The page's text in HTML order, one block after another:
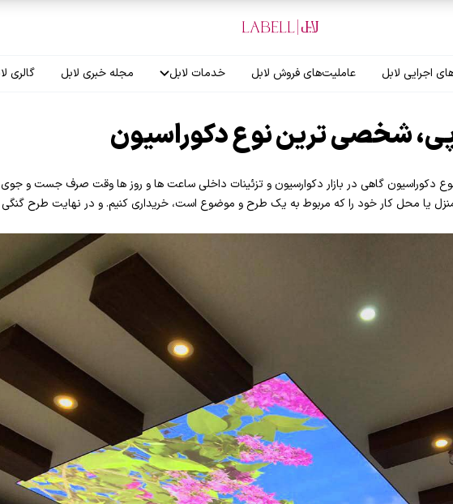
اجرایی لابل عاملیت‌های فروش لابل خدمات لابل
گارانتی لابل
مجله خبری لابل گالری
شخصی ترین نوع دکوراسیون
گاهی در بازار دکوارسیون و تزئینات داخلی ساعت ها و روز ها وقت صرف جست و جوی
منزل یا محل کار خود را که مربوط به یک طرح و موضوع است، خریداری کنیم. و در نهایت طرح